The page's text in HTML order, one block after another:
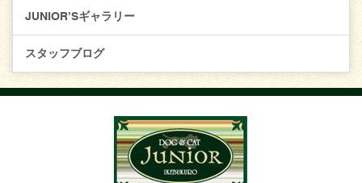
JUNIOR’Sギャラリー
スタッフブログ